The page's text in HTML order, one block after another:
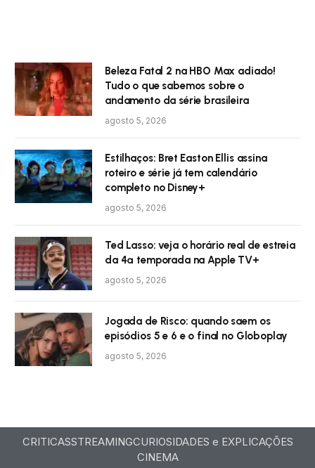
Beleza Fatal 2 na HBO Max adiado!
Tudo o que sabemos sobre o
andamento da série brasileira
agosto 5, 2026
Estilhaços: Bret Easton Ellis assina
roteiro e série já tem calendário
completo no Disney+
agosto 5, 2026
Ted Lasso: veja o horário real de estreia
da 4ª temporada na Apple TV+
agosto 5, 2026
Jogada de Risco: quando saem os
episódios 5 e 6 e o final no Globoplay
agosto 5, 2026
CRITICASSTREAMINGCURIOSIDADES e EXPLICAÇÕES
CINEMA